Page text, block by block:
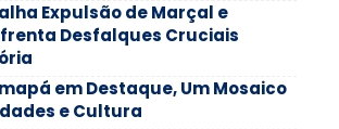
Expulsão de Marçal e
Desfalques Cruciais
em Destaque, Um Mosaico
e Cultura